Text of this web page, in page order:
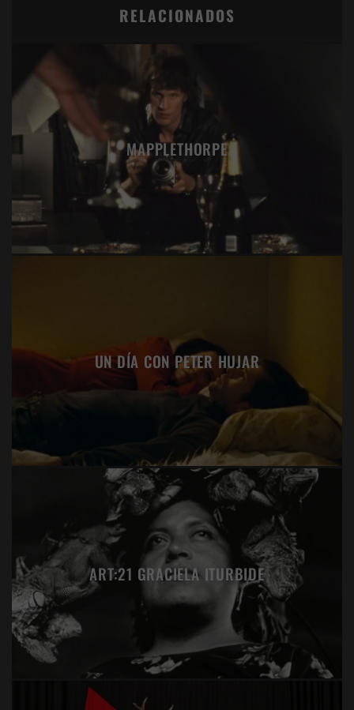
RELACIONADOS
MAPPLETHORPE
UN DÍA CON PETER HUJAR
ART:21 GRACIELA ITURBIDE